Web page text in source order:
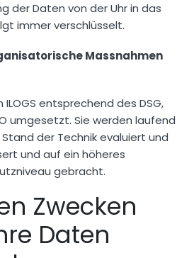
der Daten von der Uhr in das
immer verschlüsselt.
Massnahmen
ILOGS entsprechend des DSG,
umgesetzt. Sie werden laufend
der Technik evaluiert und
und auf ein höheres
gebracht.
Zwecken
Daten